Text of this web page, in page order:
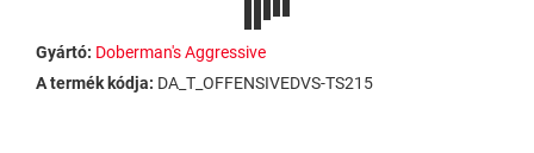
Gyártó: Doberman's Aggressive
A termék kódja: DA_T_OFFENSIVEDVS-TS215